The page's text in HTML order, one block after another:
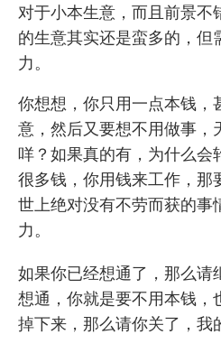
对于小本生意，而且前景不
的生意其实还是蛮多的，但
力。
你想想，你只用一点本钱，
意，然后又要想不用做事，
咩？如果真的有，为什么会
很多钱，你用钱来工作，那
世上绝对没有不劳而获的事
力。
如果你已经想通了，那么请
想通，你就是要不用本钱，
掉下来，那么请你关了，我